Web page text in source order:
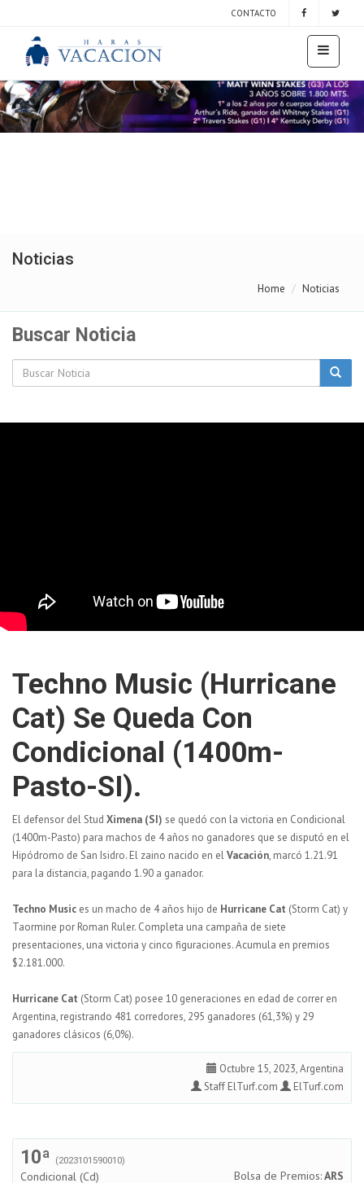
CONTACTO
Noticias
Home Noticias
Buscar Noticia
Techno Music (Hurricane
Cat) Se Queda Con
Condicional (1400m-
Pasto-SI).
El defensor del Stud Ximena (SI) se quedó con la victoria en Condicional
(1400m-Pasto) para machos de 4 años no ganadores que se disputó en el
Hipódromo de San Isidro. El zaino nacido en elVacación, marcó 1.21.91
para la distancia, pagando 1.90 a ganador.
Techno Music es un macho de 4 años hijo de Hurricane Cat (Storm Cat) y
Taormine por Roman Ruler. Completa una campaña de siete
presentaciones, una victoria y cinco figuraciones. Acumula en premios
$2.181.000.
Hurricane Cat (Storm Cat) posee 10 generaciones en edad de correr en
Argentina, registrando 481 corredores, 295 ganadores (61,3%) y 29
ganadores clásicos (6,0%).
Octubre 15, 2023, Argentina
Staff ElTurf.com
ElTurf.com
10ª (2023101590010)
Condicional (Cd)
Bolsa de Premios:ARS